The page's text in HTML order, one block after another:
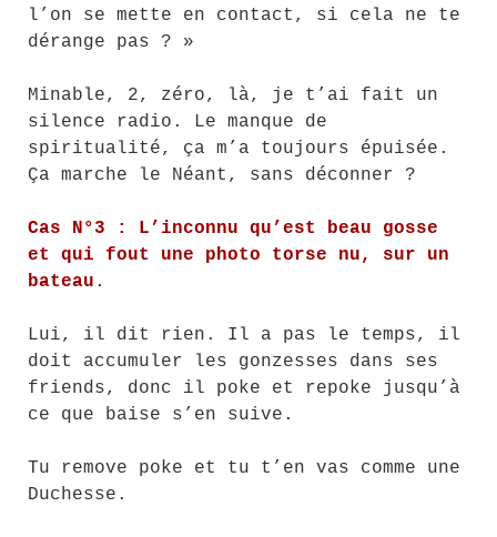
l’on se mette en contact, si cela ne te
dérange pas ? »
Minable, 2, zéro, là, je t’ai fait un
silence radio. Le manque de
spiritualité, ça m’a toujours épuisée.
Ça marche le Néant, sans déconner ?
Cas N°3 : L’inconnu qu’est beau gosse
et qui fout une photo torse nu, sur un
bateau .
Lui, il dit rien. Il a pas le temps, il
doit accumuler les gonzesses dans ses
friends, donc il poke et repoke jusqu’à
ce que baise s’en suive.
Tu remove poke et tu t’en vas comme une
Duchesse.